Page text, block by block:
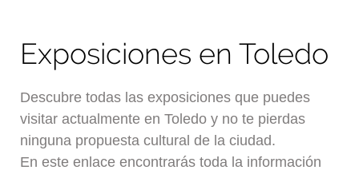
Exposiciones en Toledo
Descubre todas las exposiciones que puedes
visitar actualmente en Toledo y no te pierdas
ninguna propuesta cultural de la ciudad.
En este enlace encontrarás toda la información